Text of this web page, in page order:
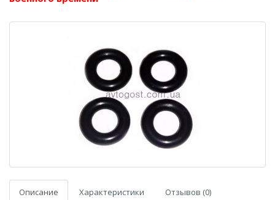
Описание Характеристики Отзывов (0)